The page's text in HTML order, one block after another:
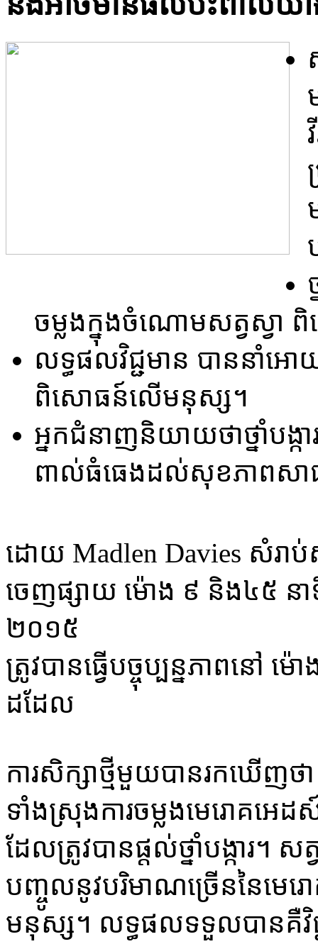
ចម្លង​ក្នុងចំ​ណោម​សត្វ​ស្វា
លទ្ធ​ផល​វិជ្ជ​មាន ​បាន​នាំ​
ពិសោ​ធន៍​លើ​មនុស្ស​។
អ្នក​ជំនាញ​និយាយ​ថា​ថ្នាំ​បង្
ពាល់​ធំ​ធេង​ដល់​សុខ​ភាព​សា
ដោយ​ Madlen​ Davies សំរា
ចេញ​ផ្សាយ ​ម៉ោង ​៩ ​និង​៤៥ ​នា
២០១៥
ត្រូវ​បាន​ធ្វើ​បច្ចុ​ប្បន្ន​ភាព​ន
ដដែល
ការ​សិក្សា​ថ្មី​មួយ​បាន​រក​ឃើញ​ថា
ទាំង​ស្រុង​ការ​ចម្លង​មេ​រោគ​អ
ដែល​ត្រូវ​បាន​ផ្តល់​ថ្នាំ​បង្កា​រ។ សត្
បញ្ចូល​នូវ​បរិ​មាណ​ច្រើន​នៃ​មេ​
មនុស្ស​។ លទ្ធ​ផល​​ទទួល​បាន​គឺ​